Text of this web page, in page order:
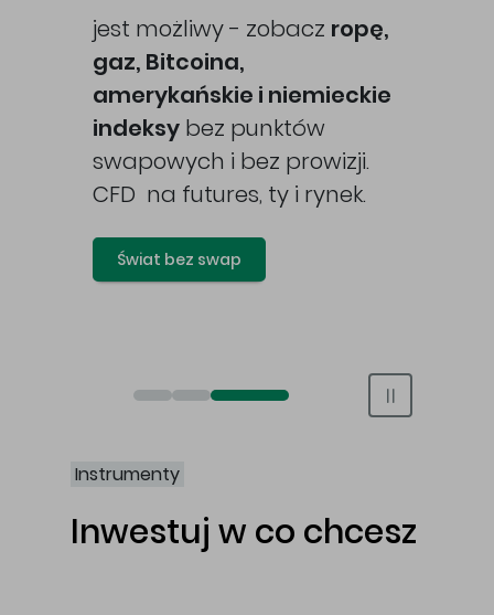
jest możliwy - zobacz ropę,
gaz, Bitcoina,
amerykańskie i niemieckie
indeksy bez punktów
swapowych i bez prowizji.
CFD na futures, ty i rynek.
Świat bez swap
Otwórz rachunek maklerski online
Otwórz konto IKE/IKZE
Świat bez swap i prowizji
Instrumenty
Inwestuj w co chcesz